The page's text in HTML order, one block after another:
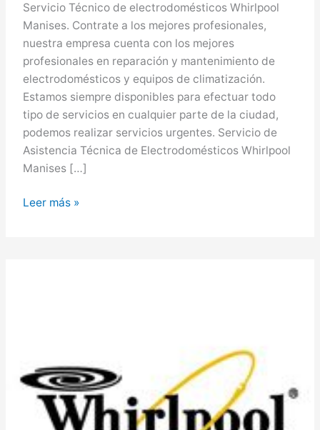
Servicio Técnico de electrodomésticos Whirlpool
Manises. Contrate a los mejores profesionales,
nuestra empresa cuenta con los mejores
profesionales en reparación y mantenimiento de
electrodomésticos y equipos de climatización.
Estamos siempre disponibles para efectuar todo
tipo de servicios en cualquier parte de la ciudad,
podemos realizar servicios urgentes. Servicio de
Asistencia Técnica de Electrodomésticos Whirlpool
Manises […]
Whirlpool
Leer más »